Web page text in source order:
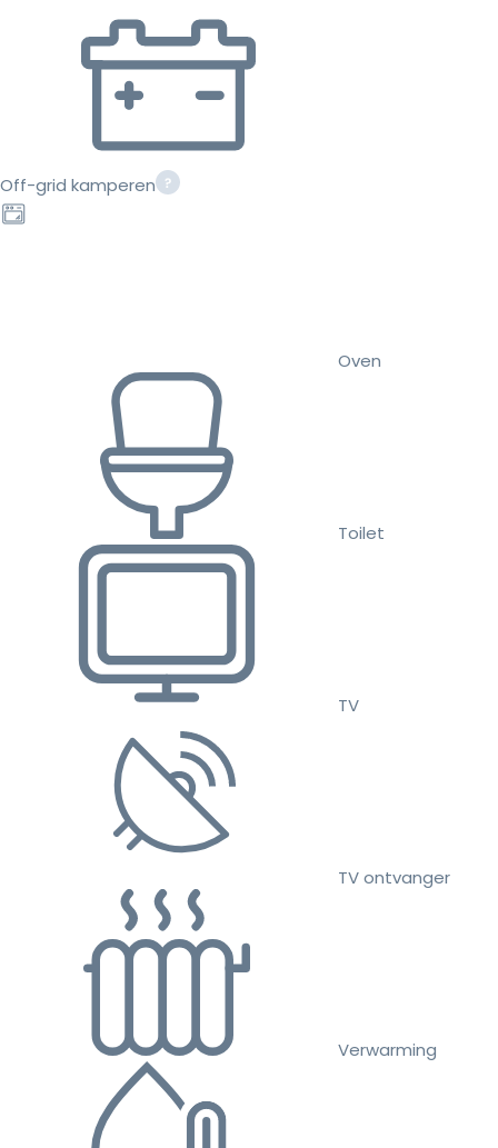
Off-grid kamperen
Oven
Toilet
TV
TV ontvanger
Verwarming